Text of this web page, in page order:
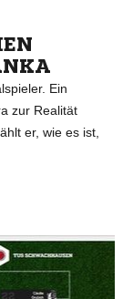
Ein
zur Realität
er, wie es ist,